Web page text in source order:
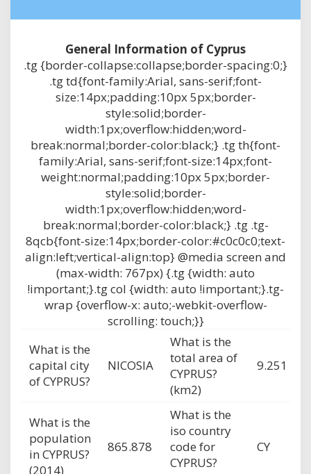
General Information of Cyprus
.tg {border-collapse:collapse;border-spacing:0;}
.tg td{font-family:Arial, sans-serif;font-
size:14px;padding:10px 5px;border-
style:solid;border-
width:1px;overflow:hidden;word-
break:normal;border-color:black;} .tg th{font-
family:Arial, sans-serif;font-size:14px;font-
weight:normal;padding:10px 5px;border-
style:solid;border-
width:1px;overflow:hidden;word-
break:normal;border-color:black;} .tg .tg-
8qcb{font-size:14px;border-color:#c0c0c0;text-
align:left;vertical-align:top} @media screen and
(max-width: 767px) {.tg {width: auto
!important;}.tg col {width: auto !important;}.tg-
wrap {overflow-x: auto;-webkit-overflow-
scrolling: touch;}}
What is the
capital city
of CYPRUS?
NICOSIA
What is the
total area of
CYPRUS?
(km2)
9.251
What is the
population
in CYPRUS?
(2014)
865.878
What is the
iso country
code for
CYPRUS?
CY